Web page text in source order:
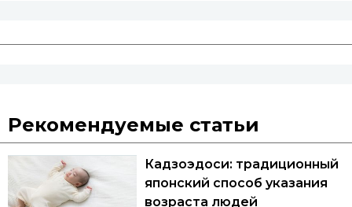
Рекомендуемые статьи
Кадзоэдоси: традиционный
японский способ указания
возраста людей